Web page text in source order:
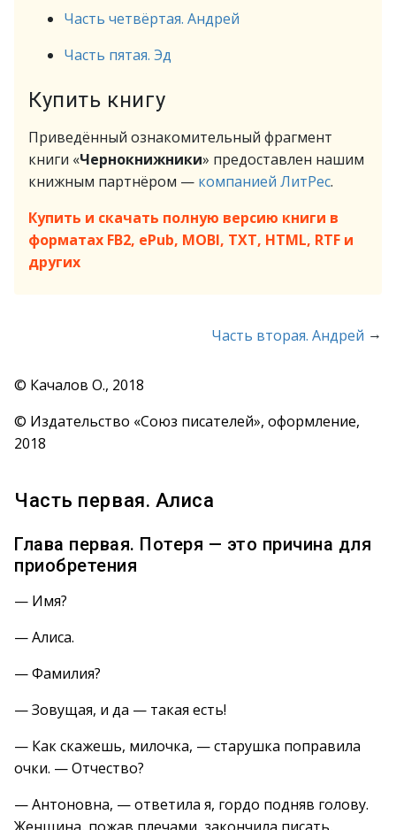
Часть четвёртая. Андрей
Часть пятая. Эд
Купить книгу
Приведённый ознакомительный фрагмент
книги «Чернокнижники» предоставлен нашим
книжным партнёром — компанией ЛитРес.
Купить и скачать полную версию книги в
форматах FB2, ePub, MOBI, TXT, HTML, RTF и
других
Часть вторая. Андрей →
© Качалов О., 2018
© Издательство «Союз писателей», оформление,
2018
Часть первая. Алиса
Глава первая. Потеря — это причина для
приобретения
— Имя?
— Алиса.
— Фамилия?
— Зовущая, и да — такая есть!
— Как скажешь, милочка, — старушка поправила
очки. — Отчество?
— Антоновна, — ответила я, гордо подняв голову.